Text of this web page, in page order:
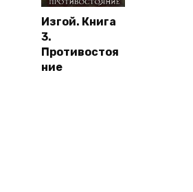
Изгой. Книга
3.
Противостоя
ние